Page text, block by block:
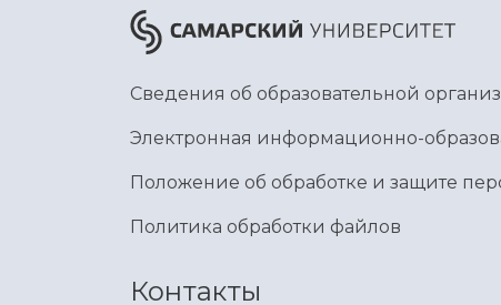
Сведения об образовательной
Электронная информационно-
Положение об обработке и защите
Политика обработки файлов
Контакты